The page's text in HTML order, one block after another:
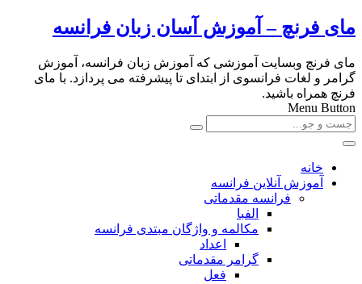
مای فرنچ – آموزش آسان زبان فرانسه
مای فرنچ وبسایت آموزشی که آموزش زبان فرانسه، آموزش
گرامر و لغات فرانسوی از ابتدای تا پیشرفته می پردازد. با مای
فرنچ همراه باشید.
Menu Button
خانه
آموزش آنلاین فرانسه
فرانسه مقدماتی
الفبا
مکالمه و واژگان مبتدی فرانسه
اعداد
گرامر مقدماتی
فعل